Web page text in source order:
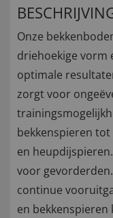
Onze
driehoekige vorm
optimale
zorgt voor
bekkenspieren
en
voor
continue
en